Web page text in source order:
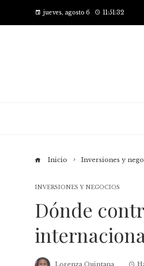
jueves, agosto 6 11:51:33
Inicio Inversiones y
INVERSIONES Y NEGOCIOS
Dónde
Lorenza Quintana